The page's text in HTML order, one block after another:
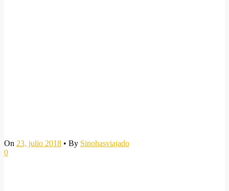
On 23, julio 2018 • By Sinohasviajado
0